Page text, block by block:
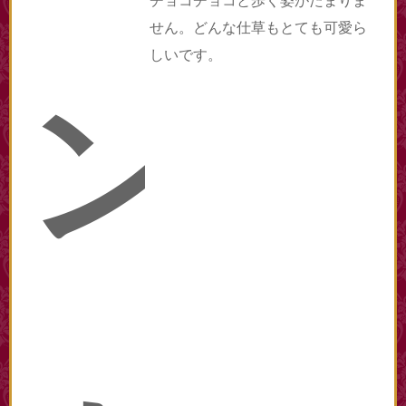
ン
せん。どんな仕草もとても可愛ら
しいです。